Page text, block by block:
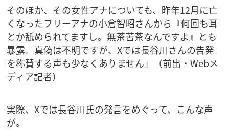
そのほか、その女性アナについても、昨年12月に亡
くなったフリーアナの小倉智昭さんから『何回も耳
とか舐められてますし。無茶苦茶なんですよ』とも
暴露。真偽は不明ですが、Xでは長谷川さんの告発
を称賛する声も少なくありません」（前出・Webメ
ディア記者）
実際、Xでは長谷川氏の発言をめぐって、こんな声
が。